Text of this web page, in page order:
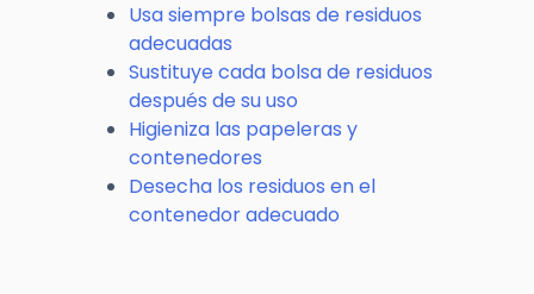
Usa siempre bolsas de residuos
adecuadas
Sustituye cada bolsa de residuos
después de su uso
Higieniza las papeleras y
contenedores
Desecha los residuos en el
contenedor adecuado